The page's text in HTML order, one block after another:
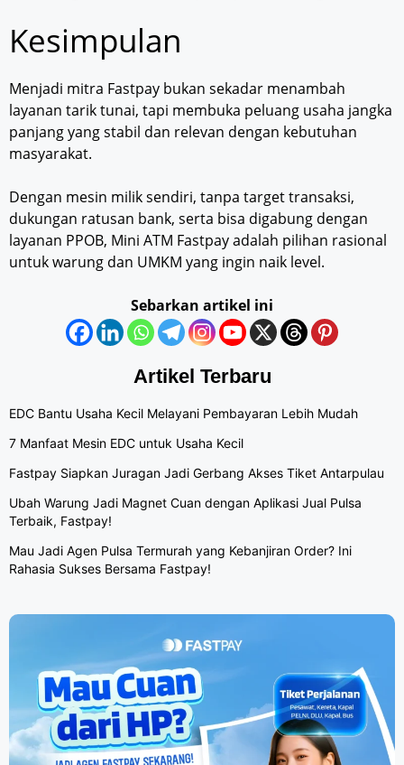
Kesimpulan
Menjadi mitra Fastpay bukan sekadar menambah
layanan tarik tunai, tapi membuka peluang usaha jangka
panjang yang stabil dan relevan dengan kebutuhan
masyarakat.
Dengan mesin milik sendiri, tanpa target transaksi,
dukungan ratusan bank, serta bisa digabung dengan
layanan PPOB, Mini ATM Fastpay adalah pilihan rasional
untuk warung dan UMKM yang ingin naik level.
Sebarkan artikel ini
Artikel Terbaru
EDC Bantu Usaha Kecil Melayani Pembayaran Lebih Mudah
7 Manfaat Mesin EDC untuk Usaha Kecil
Fastpay Siapkan Juragan Jadi Gerbang Akses Tiket Antarpulau
Ubah Warung Jadi Magnet Cuan dengan Aplikasi Jual Pulsa
Terbaik, Fastpay!
Mau Jadi Agen Pulsa Termurah yang Kebanjiran Order? Ini
Rahasia Sukses Bersama Fastpay!